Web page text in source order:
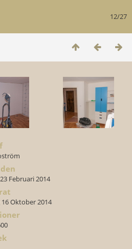
12/27
Februari 2014
Oktober 2014